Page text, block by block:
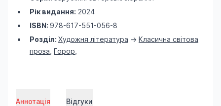
Рік видання: 2024
ISBN: 978-617-551-056-8
Розділ: Художня література -> Класична світова
проза Горор
Аннотація Відгуки